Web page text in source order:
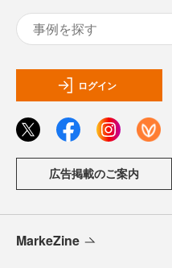
ログイン
広告掲載のご案内
MarkeZine